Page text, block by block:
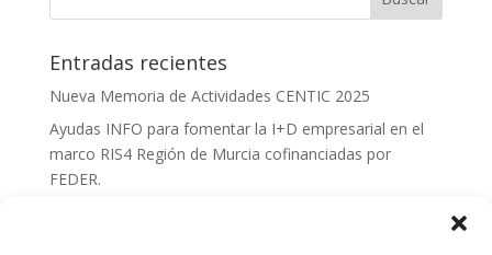
Entradas recientes
Nueva Memoria de Actividades CENTIC 2025
Ayudas INFO para fomentar la I+D empresarial en el
marco RIS4 Región de Murcia cofinanciadas por
FEDER.